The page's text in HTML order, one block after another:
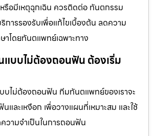
อมีเหตุฉุกเฉิน ควรติดต่อ ทันตกรรม
การรองรับเพื่อแก้ไขเบื้องต้น ลดความ
าโดยทันตแพทย์เฉพาะทาง
บบไม่ต้องถอนฟัน ต้องเริ่ม
บไม่ต้องถอนฟัน ทีมทันตแพทย์ของเราจะ
นและเหงือก เพื่อวางแผนที่เหมาะสม และใช้
วามจำเป็นในการถอนฟัน